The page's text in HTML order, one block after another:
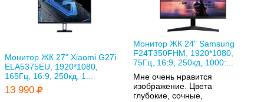
Монитор ЖК 27" Xiaomi G27i
ELA5375EU, 1920*1080,
165Гц, 16:9, 250кд, 1...
13 990
Монитор ЖК 24" Samsung
F24T350FHM, 1920*1080,
75Гц, 16:9, 250кд, 1000:...
Мне очень нравится
изображение. Цвета
глубокие, сочные,